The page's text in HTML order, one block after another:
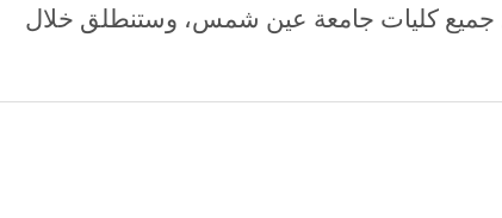
كليات جامعة عين شمس، وستنطلق خلال